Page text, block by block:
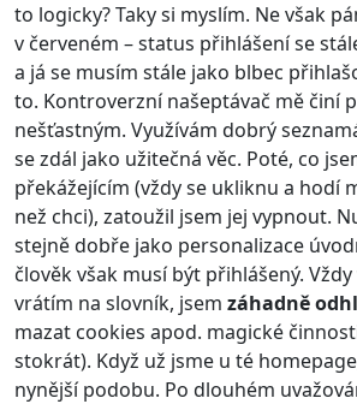
to logicky? Taky si myslím. Ne však
v červeném – status přihlášení se
a já se musím stále jako blbec
to. Kontroverzní našeptávač mě činí
nešťastným. Využívám dobrý
se zdál jako užitečná věc. Poté, co
překážejícím (vždy se ukliknu a hodí
než chci), zatoužil jsem jej vypnout.
stejně dobře jako personalizace
člověk však musí být přihlášený.
vrátím na slovník, jsem záhadně
mazat cookies apod. magické
stokrát). Když už jsme u té
nynější podobu. Po dlouhém